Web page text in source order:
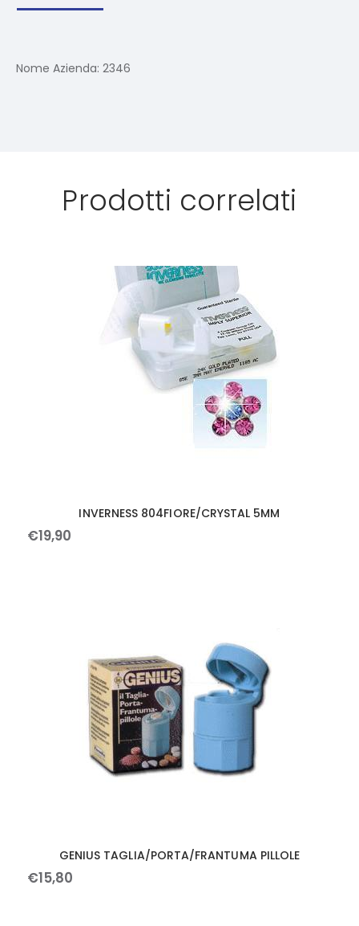
Nome Azienda: 2346
Prodotti correlati
INVERNESS 804FIORE/CRYSTAL 5MM
€19,90
GENIUS TAGLIA/PORTA/FRANTUMA PILLOLE
€15,80